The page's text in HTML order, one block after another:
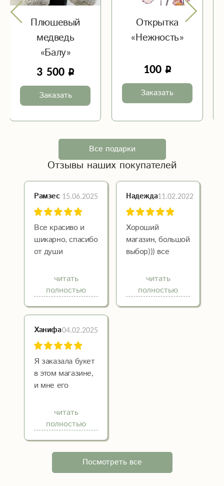
Плюшевый
медведь
«Балу»
3 500
Заказать
Открытка
«Нежность»
100
Заказать
Все подарки
Отзывы наших покупателей
Рамзес 15.06.2025
Все красиво и
шикарно, спасибо
от души
читать
полностью
Надежда11.02.2022
Хороший
магазин, большой
выбор))) все
читать
полностью
Ханифа04.02.2025
Я заказала букет
в этом магазине,
и мне его
быстро. Цветы
были свежими и
красивыми,
восторге.
читать
полностью
Посмотреть все